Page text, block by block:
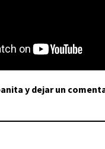
y dejar un